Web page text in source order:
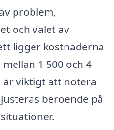
problem,
och valet av
ligger kostnaderna
1 500 och 4
är viktigt att notera
beroende på